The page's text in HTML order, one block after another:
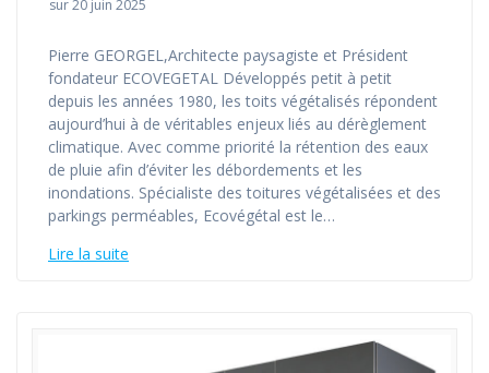
sur 20 juin 2025
Pierre GEORGEL,Architecte paysagiste et Président
fondateur ECOVEGETAL Développés petit à petit
depuis les années 1980, les toits végétalisés répondent
aujourd’hui à de véritables enjeux liés au dérèglement
climatique. Avec comme priorité la rétention des eaux
de pluie afin d’éviter les débordements et les
inondations. Spécialiste des toitures végétalisées et des
parkings perméables, Ecovégétal est le…
Lire la suite